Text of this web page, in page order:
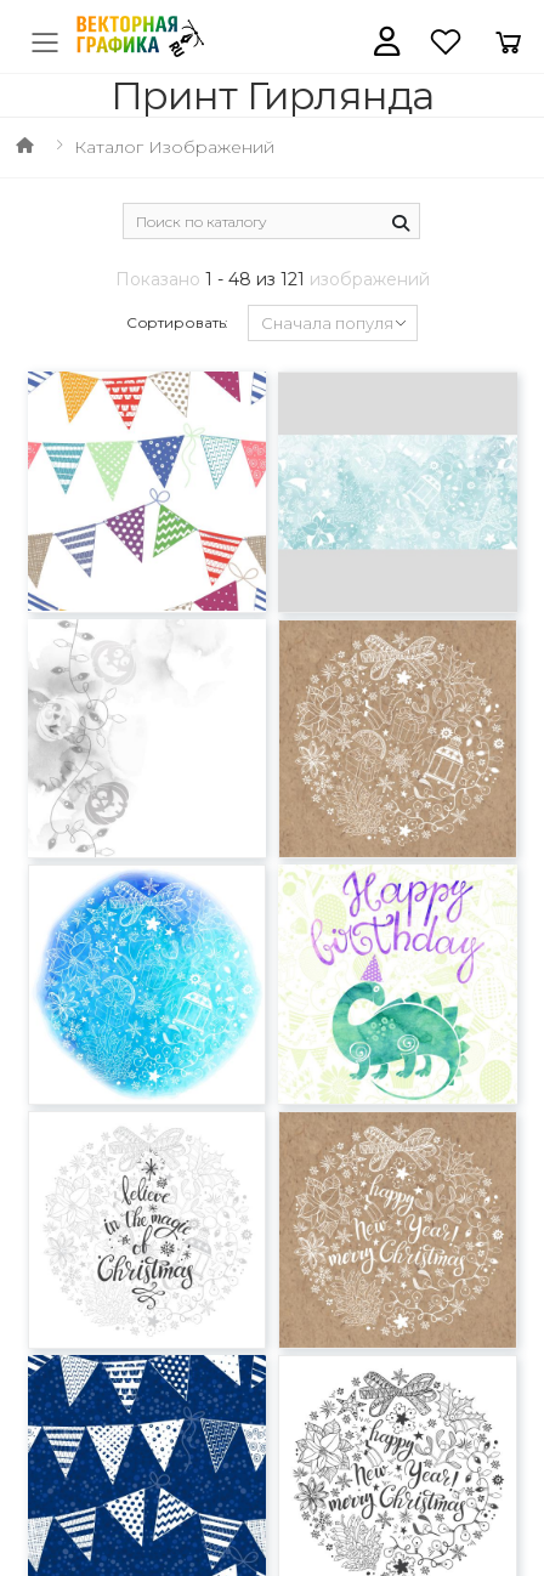
Принт Гирлянда
Каталог Изображений
Показано 1 - 48 из 121 изображений
Сортировать: